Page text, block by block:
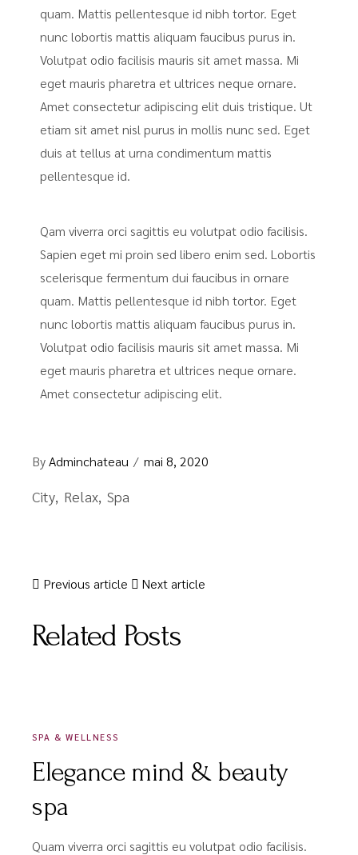
quam. Mattis pellentesque id nibh tortor. Eget
nunc lobortis mattis aliquam faucibus purus in.
Volutpat odio facilisis mauris sit amet massa. Mi
eget mauris pharetra et ultrices neque ornare.
Amet consectetur adipiscing elit duis tristique. Ut
etiam sit amet nisl purus in mollis nunc sed. Eget
duis at tellus at urna condimentum mattis
pellentesque id.
Qam viverra orci sagittis eu volutpat odio facilisis.
Sapien eget mi proin sed libero enim sed. Lobortis
scelerisque fermentum dui faucibus in ornare
quam. Mattis pellentesque id nibh tortor. Eget
nunc lobortis mattis aliquam faucibus purus in.
Volutpat odio facilisis mauris sit amet massa. Mi
eget mauris pharetra et ultrices neque ornare.
Amet consectetur adipiscing elit.
By Adminchateau mai 8, 2020
City Relax Spa
Previous article Next article
Related Posts
SPA & WELLNESS
Elegance mind & beauty
spa
Quam viverra orci sagittis eu volutpat odio facilisis.